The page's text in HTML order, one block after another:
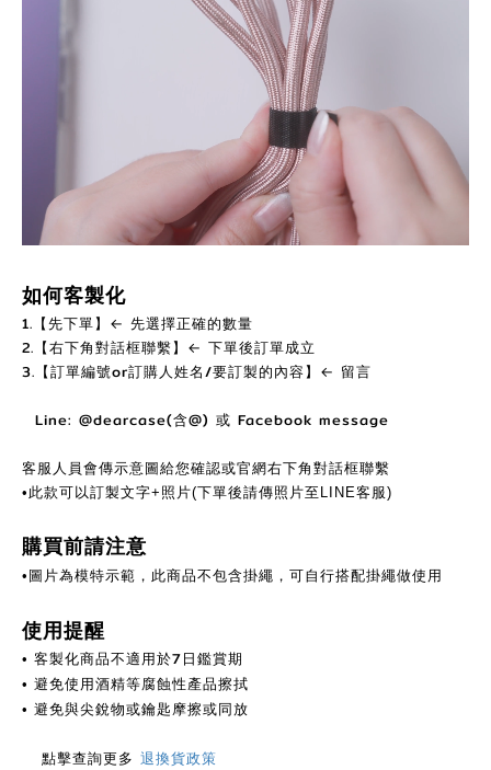
如何客製化
1.【先下單】← 先選擇正確的數量
2.【右下角對話框聯繫】← 下單後訂單成立
3.【訂單編號or訂購人姓名/要訂製的內容】← 留言
Line: @dearcase(含@) 或 Facebook message
客服人員會傳示意圖給您確認或官網右下角對話框聯繫
•此款可以訂製文字+照片(下單後請傳照片至LINE客服)
購買前請注意
•圖片為模特示範，此商品不包含掛繩，可自行搭配掛繩做使用
使用提醒
• 客製化商品不適用於7日鑑賞期
• 避免使用酒精等腐蝕性產品擦拭
• 避免與尖銳物或鑰匙摩擦或同放
點擊查詢更多 退換貨政策